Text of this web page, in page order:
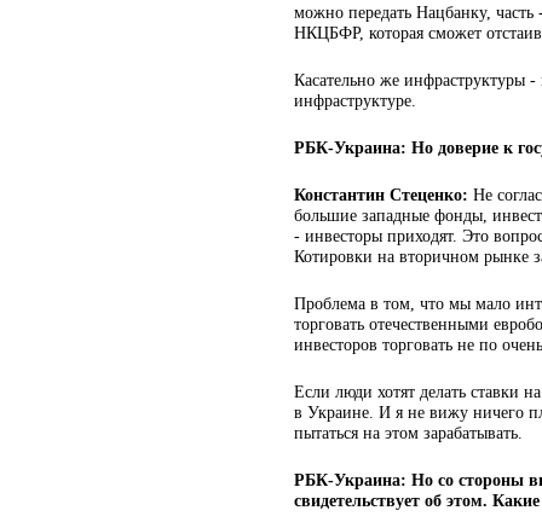
можно передать Нацбанку,
НКЦБФР, которая сможет
Касательно же инфраструктуры
инфраструктуре.
РБК-Украина: Но доверие к
Константин Стеценко: Не
большие западные фонды,
- инвесторы приходят. Это
Котировки на вторичном рынке
Проблема в том, что мы мало
торговать отечественными
инвесторов торговать не по
Если люди хотят делать ставки
в Украине. И я не вижу ничего
пытаться на этом зарабатывать.
РБК-Украина: Но со стороны
свидетельствует об этом.